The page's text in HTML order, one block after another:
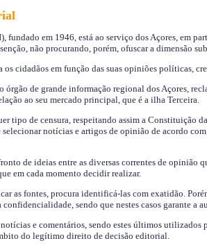
fundado em 1946, está ao serviço dos Açores, em
não procurando, porém, ofuscar a dimensão
cidadãos em função das suas opiniões políticas,
órgão de grande informação regional dos Açores,
ao seu mercado principal, que é a ilha Terceira.
tipo de censura, respeitando assim a Constituição
selecionar notícias e artigos de opinião de acordo
de ideias entre as diversas correntes de opinião
em cada momento decidir realizar.
as fontes, procura identificá-las com exatidão.
confidencialidade, sendo que nestes casos garante a
e comentários, sendo estes últimos utilizados
do legítimo direito de decisão editorial.